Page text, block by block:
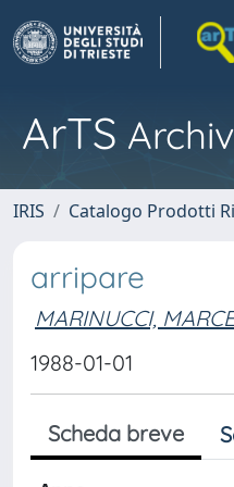
ArTS
IRIS Catalogo Prodotti
arripare
MARINUCCI,
1988-01-01
Scheda breve